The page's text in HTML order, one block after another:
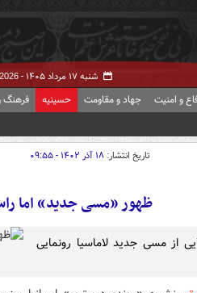
شنبه ۱۷ مرداد ۱۴۰۵ -
و امنیت جهاد و مقاومت حسینیه فرهنگ
تاریخ انتشار: ۱۸ آذر ۱۴۰۲ - ۰۹:۵۵
ظهور «مسی جدید» اما
از مسی جدید لاماسیا رونمایی